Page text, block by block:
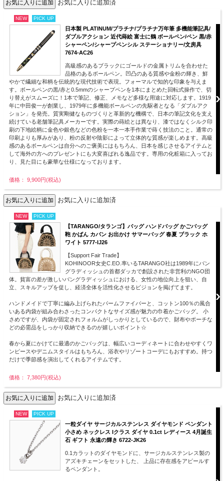
お気に入りに追加済
NEW PICK UP
日本製 PLATINUM/プラチナ/プラチナ万年筆 多機能筆記具/
ダブルアクション 近代蒔絵 富士に鶴 ボールペン/ペン 黒/赤
シャーペン/シャープペンシル ステーショナリー/文房具
7674-AC26
高級感のあるブラックにゴールドの金属トリムを合わせた
品格のあるボールペン。凹凸のある質感や金粉の輝き、鮮
やかで繊細な和柄を伝統的な現代技術で表現。フォーマルで知的な印象を与えま
す。ボールペンの黒/赤と0.5mmのシャープペンを1本にまとめた回転式操作で、切
り替えがスムーズに！1本で筆記、修正、メモなど多様な用途に対応します。1919
年に中田俊一が創業し、1979年に多機能ボールペンの先駆者となる「ダブルアク
ション」を発売。質実剛健なものづくりと革新的な機構で、日本の筆記文化を支え
続けている老舗筆記具メーカーです。実際の蒔絵とは異なり、漆ではなくシルク印
刷の下地絵柄に金色や銀色などの色粉を一本一本手作業で蒔く技法のこと。通常の
印刷よりも厚みがあり、粉の反射や陰影によって立体的な質感が楽しめます。高級
感のあるボールペンは自分へのご褒美にはもちろん、日本を感じさせるアイテムと
して海外の方へのプレゼントにも大変喜ばれる逸品です。専用の化粧箱に入ってお
り、見た目にも豪華な仕様になっております。
価格： 9,900円(税込)
お気に入りに追加済
NEW PICK UP
【TARANGO/タランゴ】バッグ ハンドバッグ かごバッグ
鞄 かばん カバン お出かけ サマーバッグ 春夏 ブラック ホ
ワイト 5777-IJ26
【Support Fair Trade】
KOHINOOR女史C.EO.率いるTARANGO社は1989年にバン
グラディッシュの首都ダッカで創設された非営利のNGO団
体。貧富の差が激しいバングラディッシュにおける、女性の地位向上を狙い、自
立、スキルアップを促し、経済全体を活性化させるビジョンを掲げてます。
ハンドメイドで丁寧に編み上げられたパームファイバーと、コットン100％の風合
いある内袋が組み合わさったコンパクトなサイズ感が魅力の巾着かごバッグ。 小
さめですが、内袋が固定されフォルムがしっかりとしているので、財布やポーチな
どの必需品をしっかり収納できるのが嬉しいポイント☆
春から夏にかけてに最適のかごバッグは、幅広いコーディネートに合わせやすくワ
ンピースやデニムスタイルはもちろん、浴衣やリゾートコーデにもおすすめ。持つ
だけで季節感を演出してくれるアイテムです。
価格： 7,380円(税込)
お気に入りに追加済
NEW PICK UP
一粒ダイヤ サージカルステンレス ダイヤモンド ペンダント
小さめ ネックレス Iクラス ダイヤ 0.1ct レディース 4月誕生
石 ギフト 永遠の輝き 6722-JK26
0.1カラットのダイヤモンドに、サージカルステンレス製の
アズキチェーンをセットした、 上品に存在感をアピールす
るペンダント。